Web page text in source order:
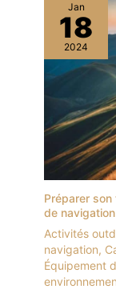
Jan
18
2024
Préparer
de
Activités
navigation,
Équipement